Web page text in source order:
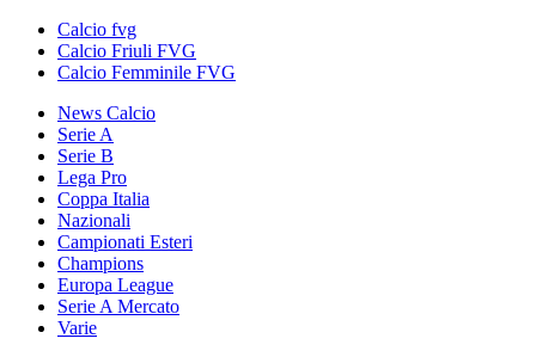
Calcio fvg
Calcio Friuli FVG
Calcio Femminile FVG
News Calcio
Serie A
Serie B
Lega Pro
Coppa Italia
Nazionali
Campionati Esteri
Champions
Europa League
Serie A Mercato
Varie